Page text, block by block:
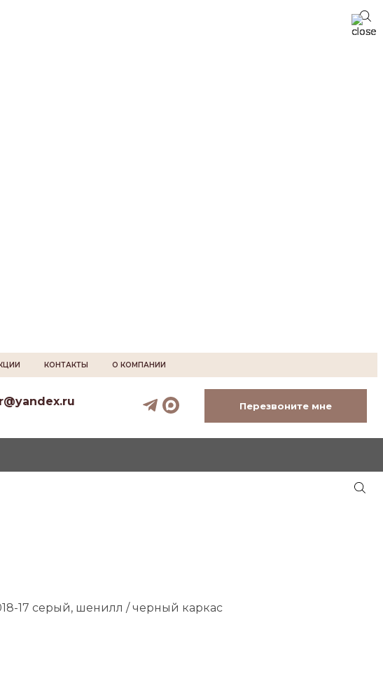
КОНТАКТЫ О КОМПАНИИ
Перезвоните мне
17 серый, шенилл / черный каркас